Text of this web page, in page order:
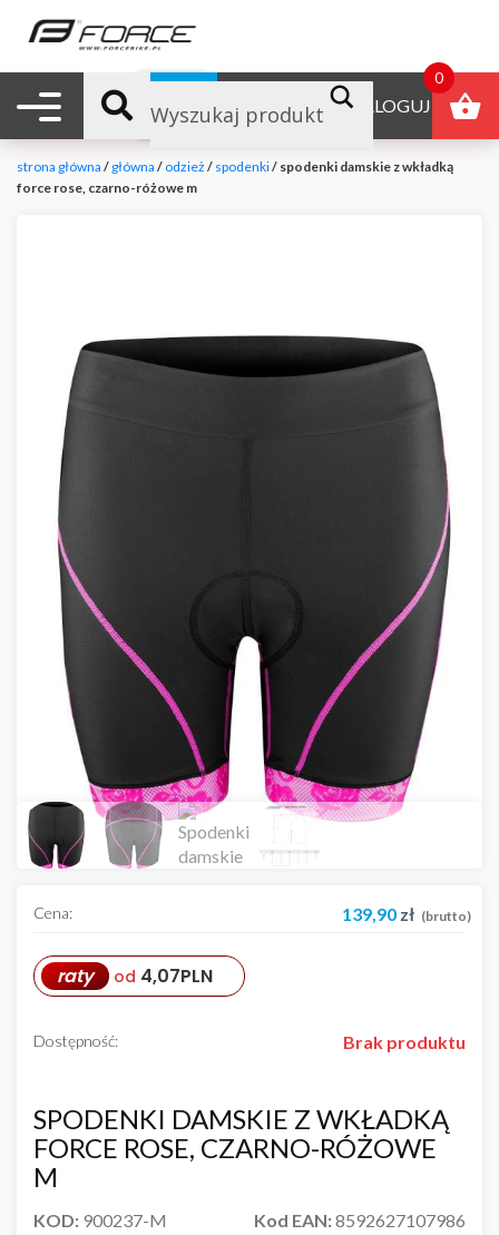
Nawigacja mobilna ZALOGUJ
B2B
strona główna / główna / odzież / spodenki/ spodenki damskie z wkładką
force rose, czarno-różowe m
SPODENKI DAMSKIE Z WKŁADKĄ
FORCE ROSE, CZARNO-RÓŻOWE
M
KOD: 900237-M Kod EAN:8592627107986
Cena: 139,90 zł (brutto)
raty od 4,07PLN
Dostępność: Brak produktu
0